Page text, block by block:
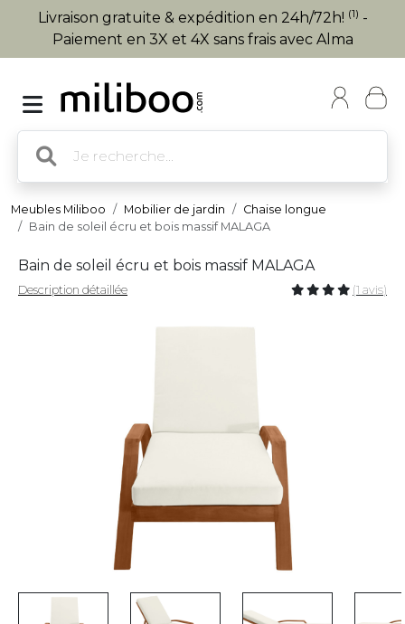
Livraison gratuite & expédition en 24h/72h! (1) -
Paiement en 3X et 4X sans frais avec Alma
Meubles Miliboo Mobilier de jardin
Chaise longue
Bain de soleil écru et bois massif MALAGA
Bain de soleil écru et bois massif MALAGA
Description détaillée (1 avis)